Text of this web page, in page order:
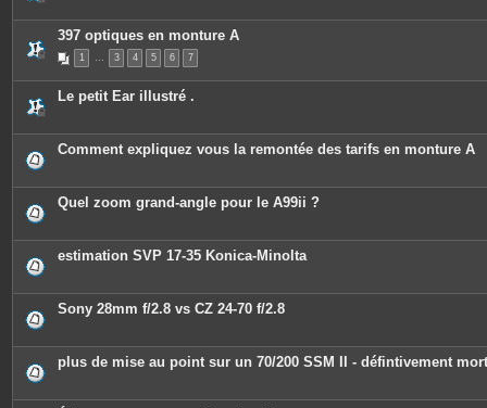
397 optiques en monture A
1 … 3 4 5 6 7
Le petit Ear illustré .
Comment expliquez vous la remontée des tarifs en monture A
Quel zoom grand-angle pour le A99ii ?
estimation SVP 17-35 Konica-Minolta
Sony 28mm f/2.8 vs CZ 24-70 f/2.8
plus de mise au point sur un 70/200 SSM II - défintivement